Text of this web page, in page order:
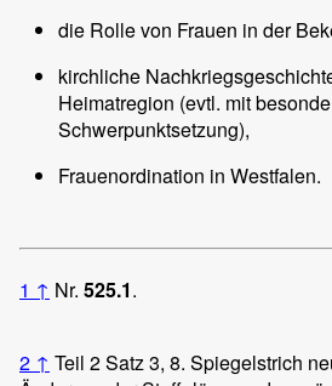
die Rolle von Frauen in der
kirchliche
Heimatregion (evtl. mit
Schwerpunktsetzung),
Frauenordination in Westfalen.
1 ↑ Nr. 525.1.
2 ↑ Teil 2 Satz 3, 8. Spiegelstrich